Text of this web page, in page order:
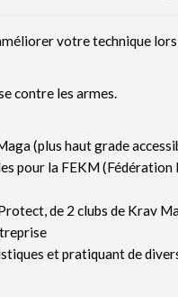
votre technique lors
contre les armes.
(plus haut grade
pour la FEKM (Fédération
de 2 clubs de Krav
et pratiquant de